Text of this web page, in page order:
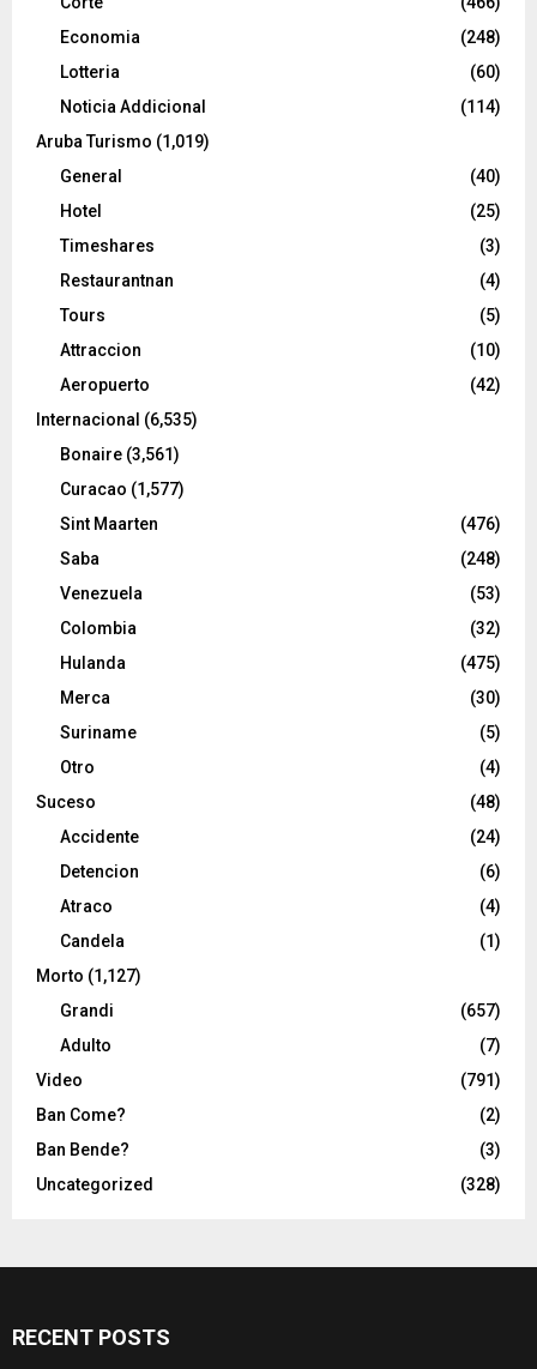
Economia
(248)
Lotteria
(60)
Noticia Addicional
(114)
Aruba Turismo (1,019)
General
(40)
Hotel
(25)
Timeshares
(3)
Restaurantnan
(4)
Tours
(5)
Attraccion
(10)
Aeropuerto
(42)
Internacional (6,535)
Bonaire (3,561)
Curacao (1,577)
Sint Maarten
(476)
Saba
(248)
Venezuela
(53)
Colombia
(32)
Hulanda
(475)
Merca
(30)
Suriname
(5)
Otro
(4)
Suceso
(48)
Accidente
(24)
Detencion
(6)
Atraco
(4)
Candela
(1)
Morto (1,127)
Grandi
(657)
Adulto
(7)
Video
(791)
Ban Come?
(2)
Ban Bende?
(3)
Uncategorized
(328)
RECENT POSTS